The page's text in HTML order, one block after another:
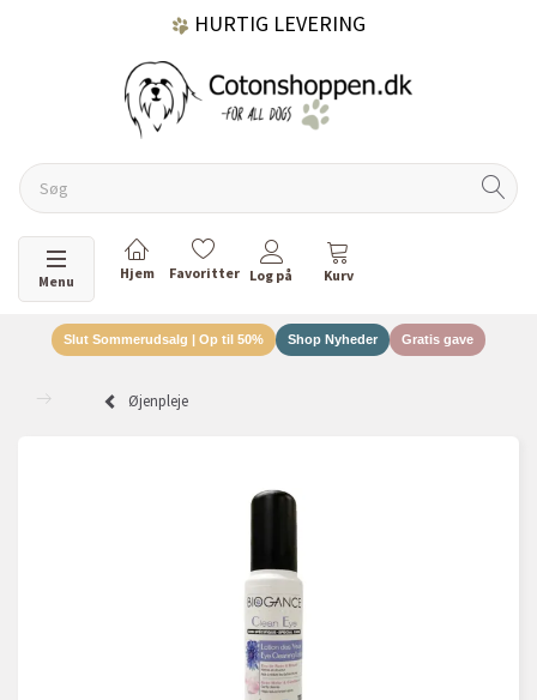
HURTIG LEVERING
60 DAGES RETURRET
Skifte navigation
Menu
Slut Sommerudsalg | Op til 50% Shop Nyheder Gratis gave
Øjenpleje